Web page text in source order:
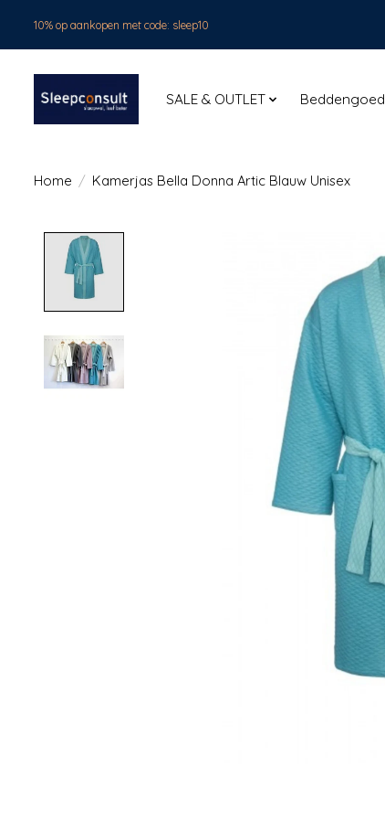
10% op aankopen met code: sleep10
SALE & OUTLET Beddengoed
Home / Kamerjas Bella Donna Artic Blauw Unisex